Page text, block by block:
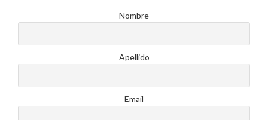
Nombre
Apellido
Email